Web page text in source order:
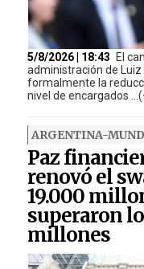
5/8/2026 | 18:43
El
administración de Luiz
formalmente la
nivel de encargados
ARGENTINA-
Paz
renovó el
19.000
superaron
millones